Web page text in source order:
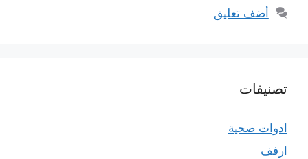
أضف تعليق
تصنيفات
ادوات صحية
ارفف